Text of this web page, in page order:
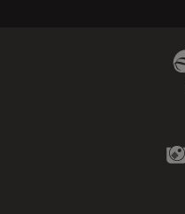
基础显微镜
多光子显微镜